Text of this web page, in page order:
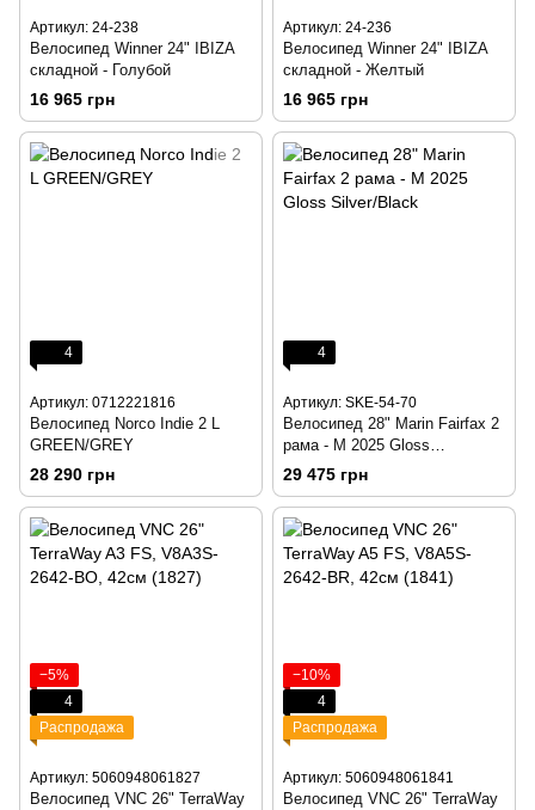
Артикул: 24-238
Велосипед Winner 24" IBIZA
складной - Голубой
16 965 грн
Артикул: 24-236
Велосипед Winner 24" IBIZA
складной - Желтый
16 965 грн
4
Артикул: 0712221816
Велосипед Norco Indie 2 L
GREEN/GREY
28 290 грн
4
Артикул: SKE-54-70
Велосипед 28" Marin Fairfax 2
рама - M 2025 Gloss
Silver/Black
29 475 грн
−5%
4
Распродажа
Артикул: 5060948061827
Велосипед VNC 26" TerraWay
−10%
4
Распродажа
Артикул: 5060948061841
Велосипед VNC 26" TerraWay